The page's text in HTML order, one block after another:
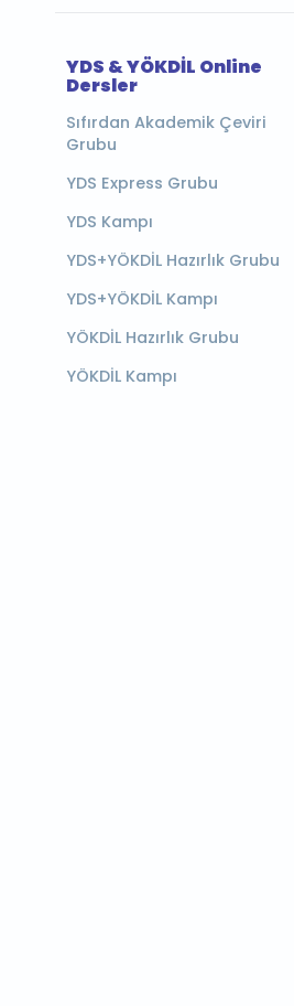
YDS & YÖKDİL Online
Dersler
Sıfırdan Akademik Çeviri
Grubu
YDS Express Grubu
YDS Kampı
YDS+YÖKDİL Hazırlık Grubu
YDS+YÖKDİL Kampı
YÖKDİL Hazırlık Grubu
YÖKDİL Kampı